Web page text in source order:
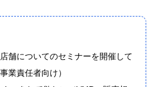
舗についてのセミナーを開催して
業責任者向け）